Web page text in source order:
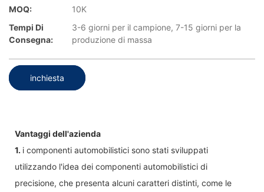
MOQ:
10K
Tempi Di
Consegna:
3-6 giorni per il campione, 7-15 giorni per la
produzione di massa
inchiesta
Vantaggi dell'azienda
1. i componenti automobilistici sono stati sviluppati
utilizzando l'idea dei componenti automobilistici di
precisione, che presenta alcuni caratteri distinti, come le